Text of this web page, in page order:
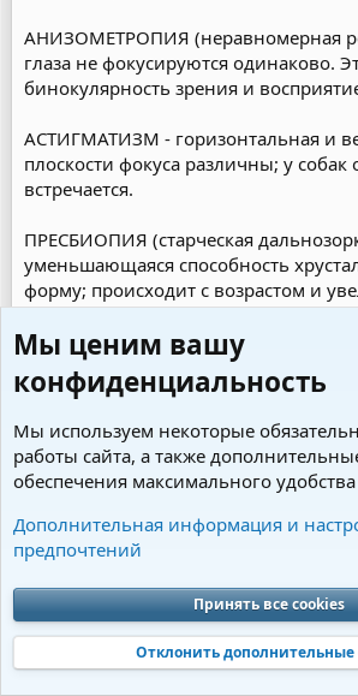
АНИЗОМЕТРОПИЯ (неравномерная
глаза не фокусируются одинаково.
бинокулярность зрения и
АСТИГМАТИЗМ - горизонтальная и
плоскости фокуса различны; у
встречается.
ПРЕСБИОПИЯ (старческая
уменьшающаяся способность
форму; происходит с возрастом и
плотности хрусталика
Исследования рефракции у собак
большинство из них имеют зрение,
"нормальных" собак показало, что у
(немецкая овчарка и ротвейлер) чаще
близорукость; однако немецкие
гораздо меньше были подвержены
к заключению, что обследование
для работы поводырями, возможно,
кого зрение было недостаточно
Помимо способности оптических
посылать образ прямо на сетчатку,
Мы ценим вашу
конфиденциальность
Мы используем некоторые
работы сайта, а также
обеспечения максимального
Дополнительная информация и
предпочтений
Принять все cookies
Отклонить дополнительные